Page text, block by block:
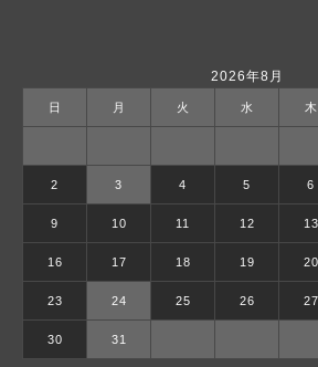
2026年8月
日 月 火 水 木
2 3 4 5 6
9 10 11 12 13
16 17 18 19 20
23 24 25 26 27
30 31